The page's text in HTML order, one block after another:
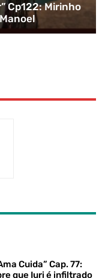
Cp122: Mirinho
Cuida” Cap. 77:
que Iuri é infiltrado